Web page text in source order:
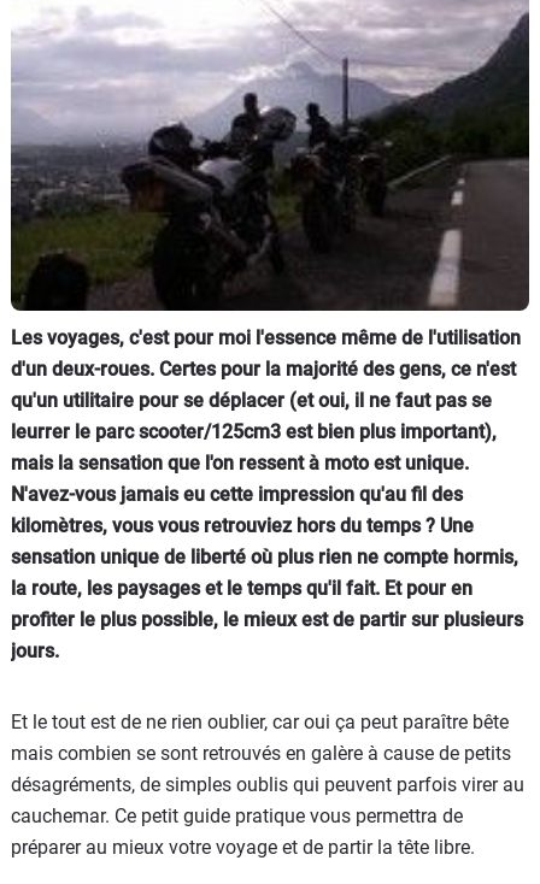
Scooters
&
Marques
Services
Auto
Les voyages, c'est pour moi l'essence même de l'utilisation
d'un deux-roues. Certes pour la majorité des gens, ce n'est
qu'un utilitaire pour se déplacer (et oui, il ne faut pas se
leurrer le parc scooter/125cm3 est bien plus important),
mais la sensation que l'on ressent à moto est unique.
N'avez-vous jamais eu cette impression qu'au fil des
kilomètres, vous vous retrouviez hors du temps ? Une
sensation unique de liberté où plus rien ne compte hormis,
la route, les paysages et le temps qu'il fait. Et pour en
profiter le plus possible, le mieux est de partir sur plusieurs
jours.
Et le tout est de ne rien oublier, car oui ça peut paraître bête
mais combien se sont retrouvés en galère à cause de petits
désagréments, de simples oublis qui peuvent parfois virer au
cauchemar. Ce petit guide pratique vous permettra de
préparer au mieux votre voyage et de partir la tête libre.